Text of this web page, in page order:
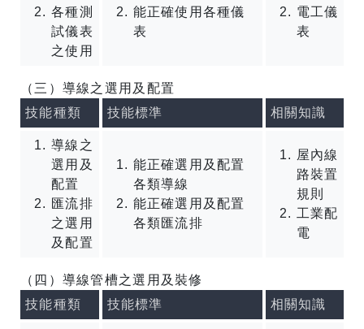
各種測
試儀表
之使用
能正確使用各種儀
表
電工儀
表
（三）導線之選用及配置
技能種類
技能標準 相關知識
導線之
選用及
配置
匯流排
之選用
及配置
能正確選用及配置
各類導線
能正確選用及配置
各類匯流排
屋內線
路裝置
規則
工業配
電
（四）導線管槽之選用及裝修
技能種類
技能標準 相關知識